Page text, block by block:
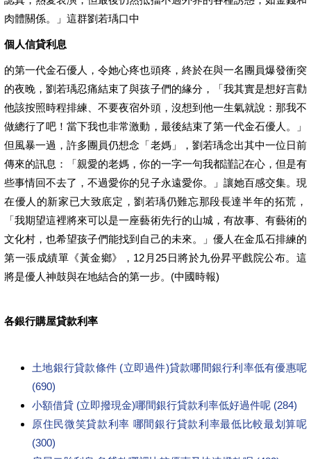
肉體關係。」這群劉若瑀口中
個人信貸利息
的第一代金石優人，令她心疼也頭疼，終於在與一名團員爆發衝突
的夜晚，劉若瑀忍痛結束了與孩子們的緣分，「我其實是想好言勸
他該按照時程排練、不要夜宿外頭，沒想到他一生氣就說：那我不
做總行了吧！當下我也非常激動，最後結束了第一代金石優人。」
但風暴一過，許多團員仍想念「老媽」，劉若瑀念出其中一位日前
傳來的訊息：「親愛的老媽，你的一字一句我都謹記在心，但是有
些事情回不去了，不過愛你的兒子永遠愛你。」讓她百感交集。現
在優人的新家已大致底定，劉若瑀仍難忘那段長達半年的拓荒，
「我期望這裡將來可以是一座藝術先行的山城，有故事、有藝術的
文化村，也希望孩子們能找到自己的未來。」優人在金瓜石排練的
第一張成績單《黃金鄉》，12月25日將於九份昇平戲院公布。這
將是優人神鼓與在地結合的第一步。(中國時報)
各銀行購屋貸款利率
土地銀行貸款條件 (立即過件)貸款哪間銀行利率低有優惠呢
(690)
小額借貸 (立即撥現金)哪間銀行貸款利率低好過件呢 (284)
原住民微笑貸款利率 哪間銀行貸款利率最低比較最划算呢
(300)